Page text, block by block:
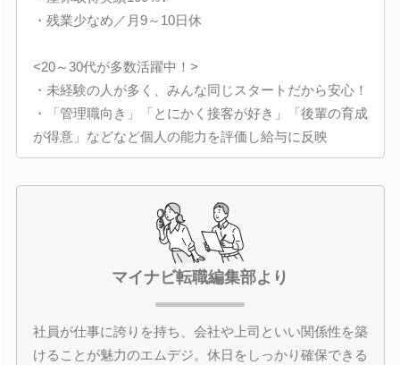
・残業少なめ／月9～10日休
<20～30代が多数活躍中！>
・未経験の人が多く、みんな同じスタートだから安心！
・「管理職向き」「とにかく接客が好き」「後輩の育成
が得意」などなど個人の能力を評価し給与に反映
マイナビ転職編集部より
社員が仕事に誇りを持ち、会社や上司といい関係性を築
けることが魅力のエムデジ。休日をしっかり確保できる